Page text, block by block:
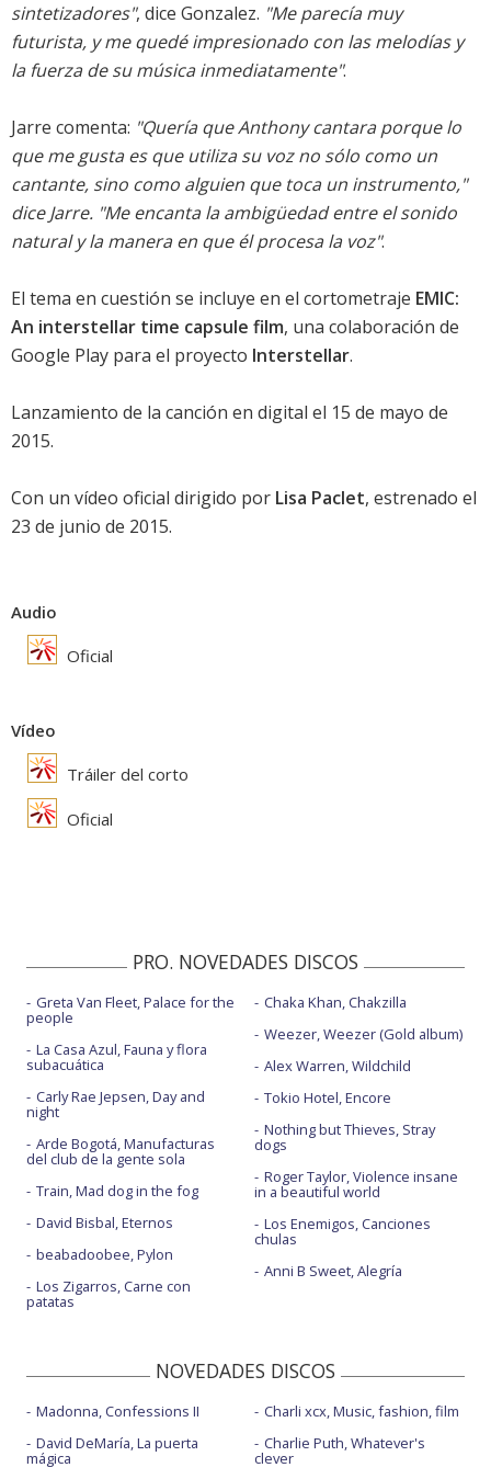
sintetizadores", dice Gonzalez. "Me parecía muy
futurista, y me quedé impresionado con las melodías y
la fuerza de su música inmediatamente".
Jarre comenta: "Quería que Anthony cantara porque lo
que me gusta es que utiliza su voz no sólo como un
cantante, sino como alguien que toca un instrumento,"
dice Jarre. "Me encanta la ambigüedad entre el sonido
natural y la manera en que él procesa la voz".
El tema en cuestión se incluye en el cortometraje EMIC:
An interstellar time capsule film, una colaboración de
Google Play para el proyecto Interstellar.
Lanzamiento de la canción en digital el 15 de mayo de
2015.
Con un vídeo oficial dirigido por Lisa Paclet, estrenado el
23 de junio de 2015.
Audio
Oficial
Vídeo
Tráiler del corto
Oficial
PRO. NOVEDADES DISCOS
Greta Van Fleet, Palace for the
people
La Casa Azul, Fauna y flora
subacuática
Carly Rae Jepsen, Day and
night
Arde Bogotá, Manufacturas
del club de la gente sola
Train, Mad dog in the fog
David Bisbal, Eternos
beabadoobee, Pylon
Los Zigarros, Carne con
patatas
Chaka Khan, Chakzilla
Weezer, Weezer (Gold album)
Alex Warren, Wildchild
Tokio Hotel, Encore
Nothing but Thieves, Stray
dogs
Roger Taylor, Violence insane
in a beautiful world
Los Enemigos, Canciones
chulas
Anni B Sweet, Alegría
NOVEDADES DISCOS
Madonna, Confessions II
David DeMaría, La puerta
mágica
Charli xcx, Music, fashion, film
Charlie Puth, Whatever's
clever